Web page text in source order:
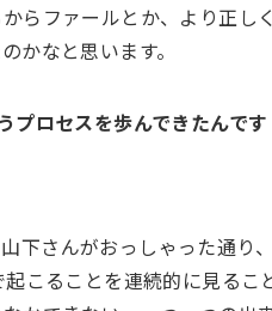
らファールとか、より正し
かなと思います。
プロセスを歩んできたんです
下さんがおっしゃった通り
こることを連続的に見るこ